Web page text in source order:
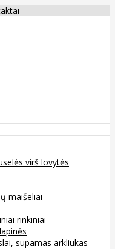
virš lovytės
maišeliai
rinkiniai
supamas arkliukas